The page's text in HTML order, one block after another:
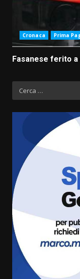
Cronaca Prima
Fasanese ferito
Ricerca
per: